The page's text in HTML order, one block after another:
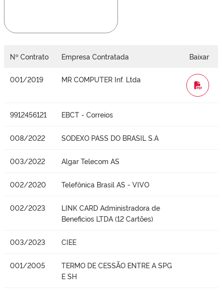
Nº Contrato Empresa Contratada Baixar
001/2019 MR COMPUTER Inf. Ltda
WORD
9912456121 EBCT - Correios
008/2022 SODEXO PASS DO BRASIL S.A
003/2022 Algar Telecom AS
002/2020 Telefônica Brasil AS - VIVO
002/2023
LINK CARD Administradora de
Beneficios LTDA (12 Cartões)
003/2023 CIEE
001/2005
TERMO DE CESSÃO ENTRE A SPG
E SH